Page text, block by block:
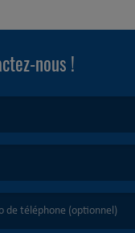
nous !